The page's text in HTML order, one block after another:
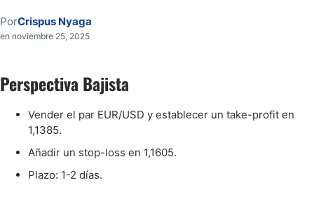
PorCrispus Nyaga
en noviembre 25, 2025
Perspectiva Bajista
Vender el par EUR/USD y establecer un take-profit en
1,1385.
Añadir un stop-loss en 1,1605.
Plazo: 1-2 días.